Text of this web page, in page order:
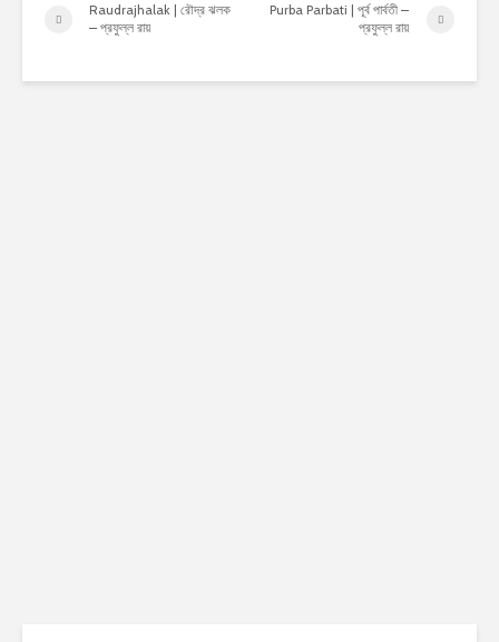
Raudrajhalak | রৌদ্র ঝলক
– প্রফুল্ল রায়
Purba Parbati | পূর্ব পার্বতী –
প্রফুল্ল রায়